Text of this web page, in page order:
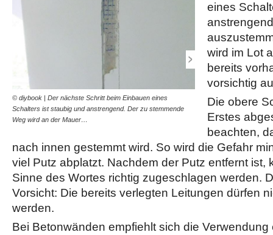
© diybook | Der nächste Schritt beim Einbauen eines
Schalters ist staubig und anstrengend. Der zu stemmende
Weg wird an der Mauer…
© diybook | Beton: Bei
kann kaum mit bloßer…
eines
wird im Lot
bereits
vorsichtig
Die obere
Erstes
beachten,
nach innen gestemmt wird. So wird die Gefahr
viel Putz abplatzt. Nachdem der Putz entfernt ist,
Sinne des Wortes richtig zugeschlagen werden.
Vorsicht: Die bereits verlegten Leitungen dürfen
werden.
Bei Betonwänden empfiehlt sich die